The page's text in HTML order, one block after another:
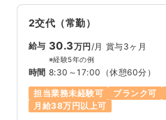
2交代（常勤）
給与 30.3万円/月 賞与3ヶ月
※経験5年の例
時間 8:30～17:00 （休憩60分）
担当業務未経験可
ブランク可
月給38万円以上可